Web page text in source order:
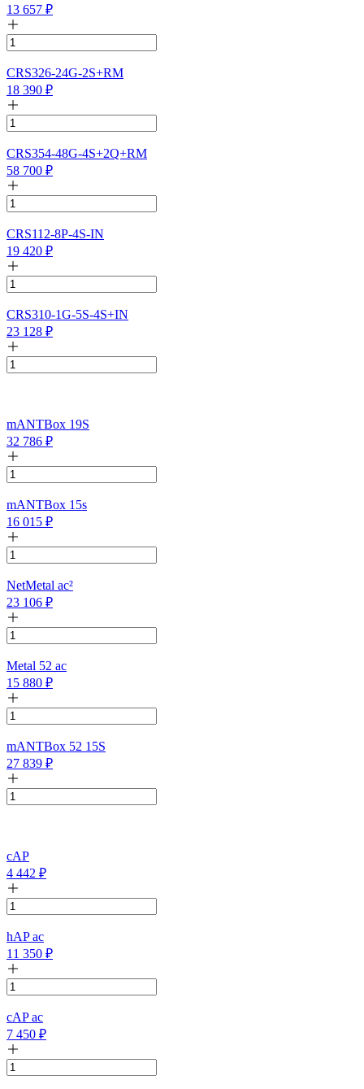
13 657 ₽
CRS326-24G-2S+RM
18 390 ₽
CRS354-48G-4S+2Q+RM
58 700 ₽
CRS112-8P-4S-IN
19 420 ₽
CRS310-1G-5S-4S+IN
23 128 ₽
mANTBox 19S
32 786 ₽
mANTBox 15s
16 015 ₽
NetMetal ac²
23 106 ₽
Metal 52 ac
15 880 ₽
mANTBox 52 15S
27 839 ₽
cAP
4 442 ₽
hAP ac
11 350 ₽
cAP ac
7 450 ₽